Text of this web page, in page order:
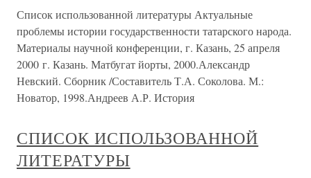
Список использованной литературы Актуальные
проблемы истории государственности татарского народа.
Материалы научной конференции, г. Казань, 25 апреля
2000 г. Казань. Матбугат йорты, 2000.Александр
Невский. Сборник /Составитель Т.А. Соколова. М.:
Новатор, 1998.Андреев А.Р. История
СПИСОК ИСПОЛЬЗОВАННОЙ
ЛИТЕРАТУРЫ